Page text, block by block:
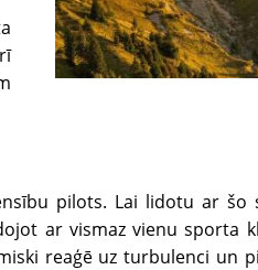
pilots. Lai lidotu ar šo
ar vismaz vienu sporta
reaģē uz turbulenci un